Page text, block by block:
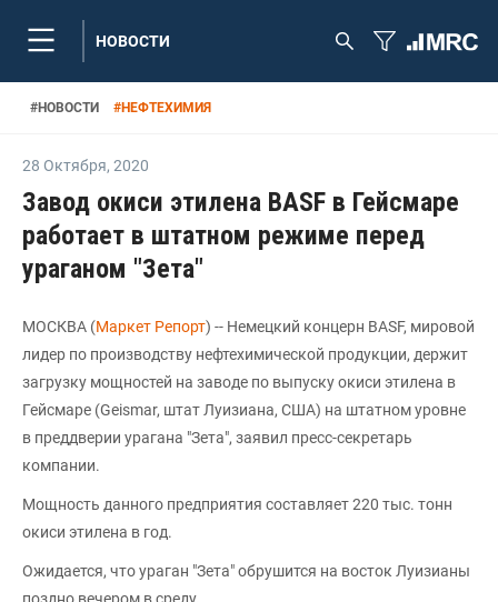
НОВОСТИ
#НОВОСТИ #НЕФТЕХИМИЯ
28 Октября, 2020
Завод окиси этилена BASF в Гейсмаре
работает в штатном режиме перед
ураганом "Зета"
МОСКВА (Маркет Репорт) -- Немецкий концерн BASF, мировой
лидер по производству нефтехимической продукции, держит
загрузку мощностей на заводе по выпуску окиси этилена в
Гейсмаре (Geismar, штат Луизиана, США) на штатном уровне
в преддверии урагана "Зета", заявил пресс-секретарь
компании.
Мощность данного предприятия составляет 220 тыс. тонн
окиси этилена в год.
Ожидается, что ураган "Зета" обрушится на восток Луизианы